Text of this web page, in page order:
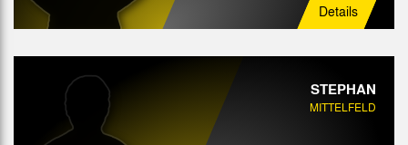
Details
STEPHAN
MITTELFELD